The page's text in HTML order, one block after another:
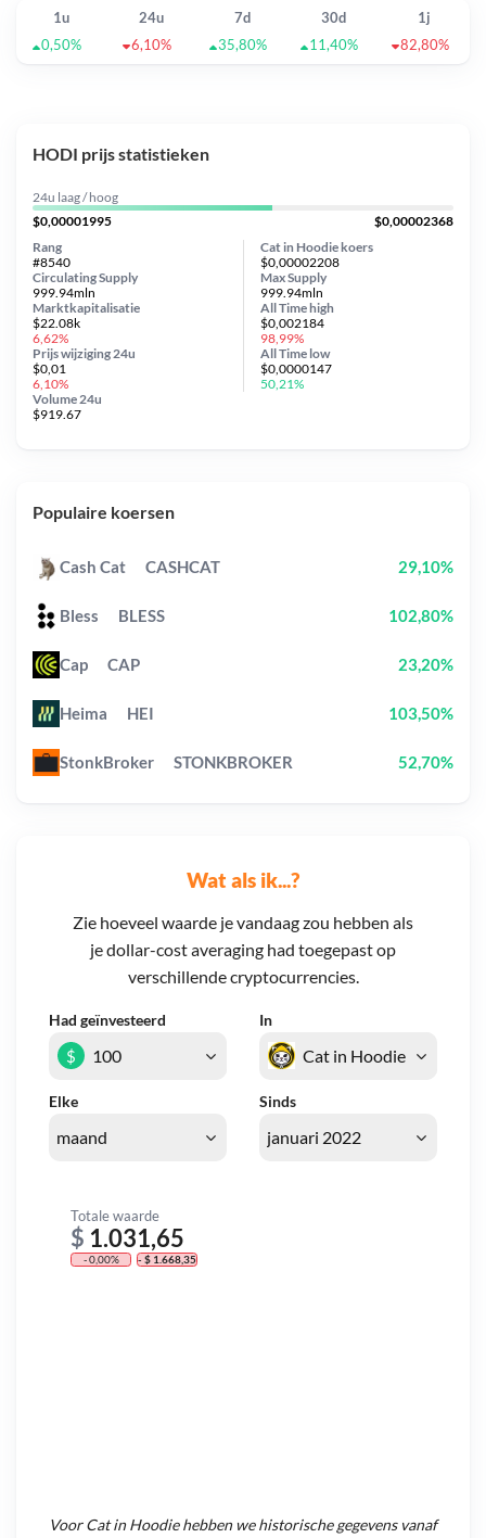
1u 24u 7d 30d
1j
0,50%
6,10% 35,80% 11,40% 82,80%
Wat als ik...?
Zie hoeveel waarde je vandaag zou hebben als
je dollar-cost averaging had toegepast op
verschillende cryptocurrencies.
Had geïnvesteerd In
Elke Sinds
$
Totale waarde
$ 1.031,65
- 0,00% - $ 1.668,35
VoorCat in Hoodiehebben we historische gegevens vanaf
HODI prijs statistieken
24u laag / hoog
$0,00001995
$0,00002368
Cat in Hoodie koers
$0,00002208
Circulating Supply
999.94mln
Prijs wijziging 24u
$0,01
6,10%
Max Supply
999.94mln
Marktkapitalisatie
$22.08k
6,62%
Volume 24u
$919.67
Rang
#8540
All Timehigh
$0,002184
98,99%
All Time low
$0,0000147
50,21%
Populaire koersen
Cash Cat CASHCAT 29,10%
Bless BLESS 102,80%
Cap CAP 23,20%
Heima HEI 103,50%
StonkBroker STONKBROKER 52,70%